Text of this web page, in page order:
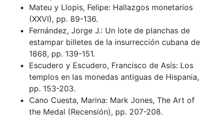
Mateu y Llopis, Felipe: Hallazgos monetarios
(XXVI), pp. 89-136.
Fernández, Jorge J.: Un lote de planchas de
estampar billetes de la insurrección cubana de
1868, pp. 139-151.
Escudero y Escudero, Francisco de Asís: Los
templos en las monedas antiguas de Hispania,
pp. 153-203.
Cano Cuesta, Marina: Mark Jones, The Art of
the Medal (Recensión), pp. 207-208.